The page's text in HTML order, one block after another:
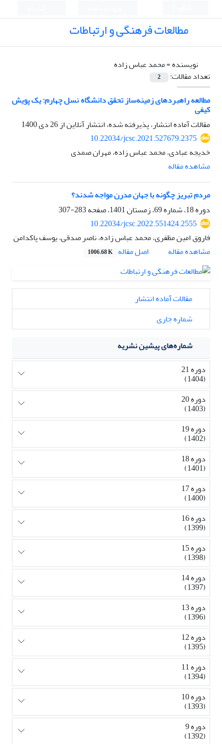
مطالعات فرهنگی و ارتباطات
نویسنده =محمد عباس زاده
تعداد مقالات:
2
مطالعه راهبردهای زمینه‌ساز تحقق دانشگاه نسل چهارم: یک پویش
کیفی
مقالات آماده انتشار، پذیرفته شده، انتشار آنلاین از26 دی 1400
10.22034/jcsc.2021.527679.2375
خدیجه عبادی، محمد عباس زاده، مهران صمدی
مشاهده مقاله
مردم تبریز چگونه با جهان مدرن مواجه شدند؟
دوره 18، شماره 69، زمستان 1401، صفحه
283-307
10.22034/jcsc.2022.551424.2555
فاروق امین مظفری، محمد عباس زاده، ناصر صدقی، یوسف پاکدامن
مشاهده مقاله
اصل مقاله 1006.68 K
مقالات آماده انتشار
شماره جاری
شماره‌های پیشین نشریه
دوره 21
(1404)
دوره 20
(1403)
دوره 19
(1402)
دوره 18
(1401)
دوره 17
(1400)
دوره 16
(1399)
دوره 15
(1398)
دوره 14
(1397)
دوره 13
(1396)
دوره 12
(1395)
دوره 11
(1394)
دوره 10
(1393)
دوره 9
(1392)